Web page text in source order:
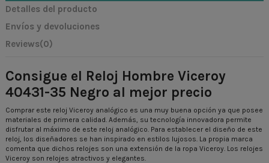
Detalles del producto
Envíos y devoluciones
Reviews(0)
Consigue el Reloj Hombre Viceroy
40431-35 Negro al mejor precio
Comprar este reloj Viceroy analógico es una muy buena opción ya que posee
materiales de primera calidad. Además, su tecnología innovadora permite
disfrutar al máximo de este reloj analógico. Para establecer el diseño de este
reloj, los diseñadores se han inspirado en estilos lujosos. La propia marca
comenta que dichos relojes son una extensión de la ropa Viceroy. Los relojes
Viceroy son relojes atractivos y elegantes.